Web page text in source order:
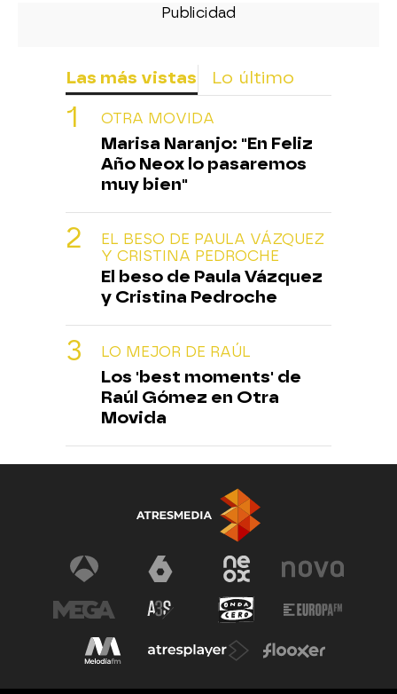
Las más vistas Lo último
OTRA MOVIDA
Marisa Naranjo: "En Feliz
Año Neox lo pasaremos
muy bien"
EL BESO DE PAULA VÁZQUEZ
Y CRISTINA PEDROCHE
El beso de Paula Vázquez
y Cristina Pedroche
LO MEJOR DE RAÚL
Los 'best moments' de
Raúl Gómez en Otra
Movida